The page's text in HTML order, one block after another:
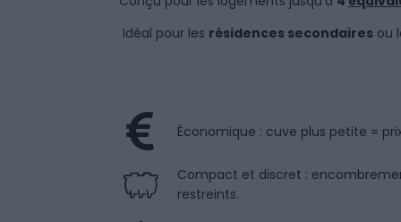
Idéal pour les résidences secondairesou
Économique : cuve plus petite =
Compact et discret :
restreints.